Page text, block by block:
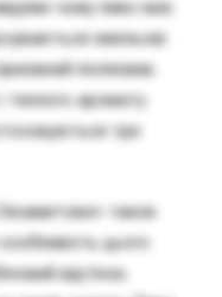
чому пиво має
хмельові
післясмак.
теплого аромату
три
також
цього
відтінок,